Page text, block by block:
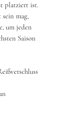
platziert ist.
mag,
um jeden
Saison